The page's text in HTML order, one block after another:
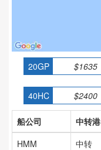
20GP $1635
40HC $2400
船公司 中转港
HMM
中转